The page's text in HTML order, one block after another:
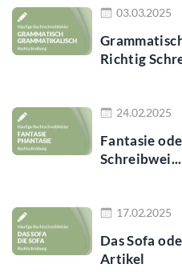
03.03.2025
Richtig
24.02.2025
Fantasie
Schreibwei...
17.02.2025
Das Sofa
Artikel